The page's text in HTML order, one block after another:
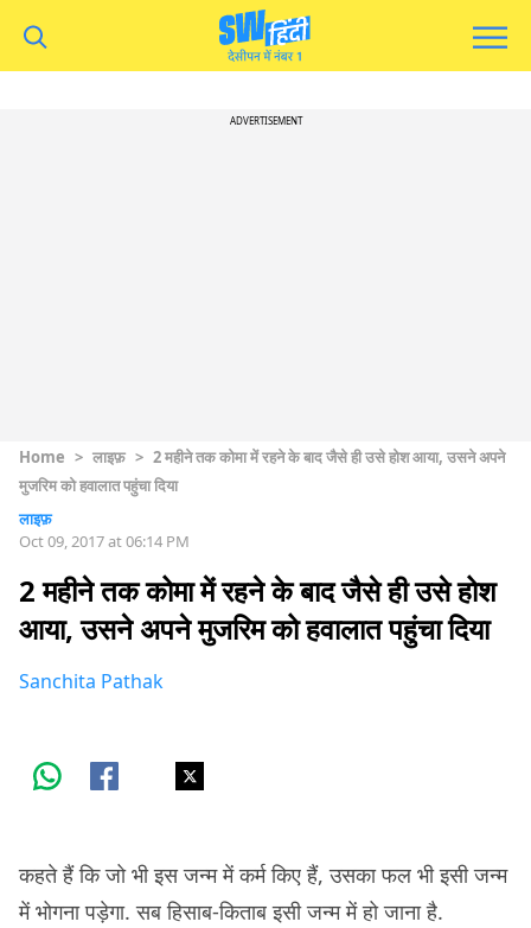
ADVERTISEMENT
Home > लाइफ़ > 2 महीने तक कोमा में रहने के बाद जैसे ही उसे होश आया, उसने अपने
मुजरिम को हवालात पहुंचा दिया
लाइफ़
Oct 09, 2017 at 06:14 PM
2 महीने तक कोमा में रहने के बाद जैसे ही उसे होश
आया, उसने अपने मुजरिम को हवालात पहुंचा दिया
Sanchita Pathak
कहते हैं कि जो भी इस जन्म में कर्म किए हैं, उसका फल भी इसी जन्म
में भोगना पड़ेगा. सब हिसाब-किताब इसी जन्म में हो जाना है.